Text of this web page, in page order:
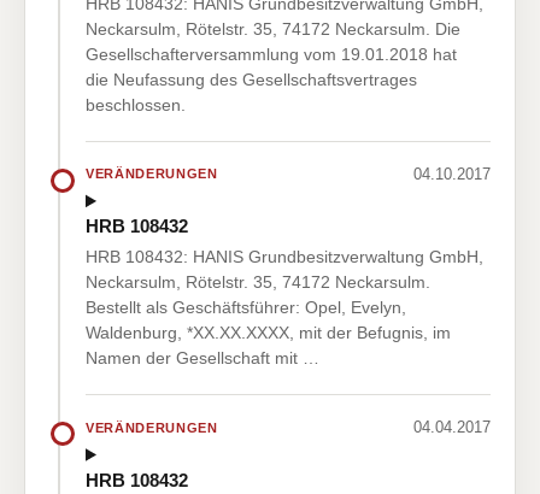
Neckarsulm, Rötelstr. 35, 74172 Neckarsulm. Die
Gesellschafterversammlung vom 19.01.2018 hat
die Neufassung des Gesellschaftsvertrages
beschlossen.
VERÄNDERUNGEN 04.10.2017
HRB 108432
HRB 108432: HANIS Grundbesitzverwaltung GmbH,
Neckarsulm, Rötelstr. 35, 74172 Neckarsulm.
Bestellt als Geschäftsführer: Opel, Evelyn,
Waldenburg, *XX.XX.XXXX, mit der Befugnis, im
Namen der Gesellschaft mit …
VERÄNDERUNGEN 04.04.2017
HRB 108432